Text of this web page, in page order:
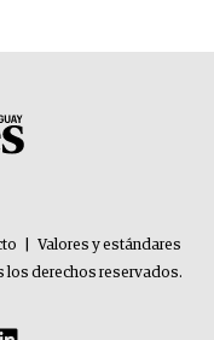
Valores y estándares
derechos reservados.